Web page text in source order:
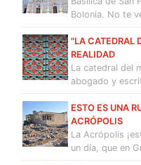
Bolonia. No te
"LA CATEDRAL
REALIDAD
La catedral del
abogado y
ESTO ES UNA
ACRÓPOLIS
La Acrópolis
un día, que en